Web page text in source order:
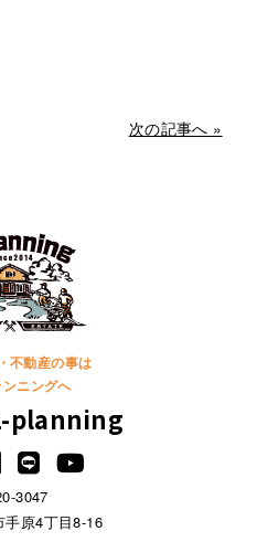
次の記事へ »
不動産の事は
ニングへ
planning
3047
手原4丁目8-16